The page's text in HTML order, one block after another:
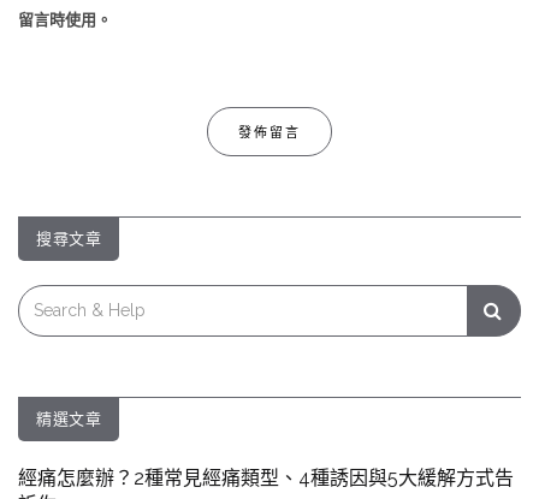
留言時使用。
搜尋文章
Search
for:
精選文章
經痛怎麼辦？2種常見經痛類型、4種誘因與5大緩解方式告